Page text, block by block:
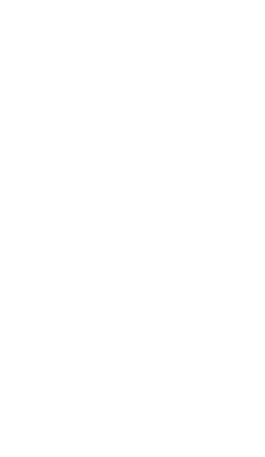
ПРОШЁЛ ВЕЧЕР КАРАОКЕ